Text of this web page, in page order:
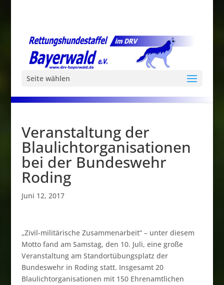
Seite wählen
Veranstaltung der
Blaulichtorganisationen
bei der Bundeswehr
Roding
Juni 12, 2017
„Zivil-militärische Zusammenarbeit“ – unter diesem
Motto fand am Samstag, den 10. Juli, eine große
Veranstaltung am Standortübungsplatz der
Bundeswehr in Roding statt. Insgesamt 20
Blaulichtorganisationen mit 150 Ehrenamtlichen